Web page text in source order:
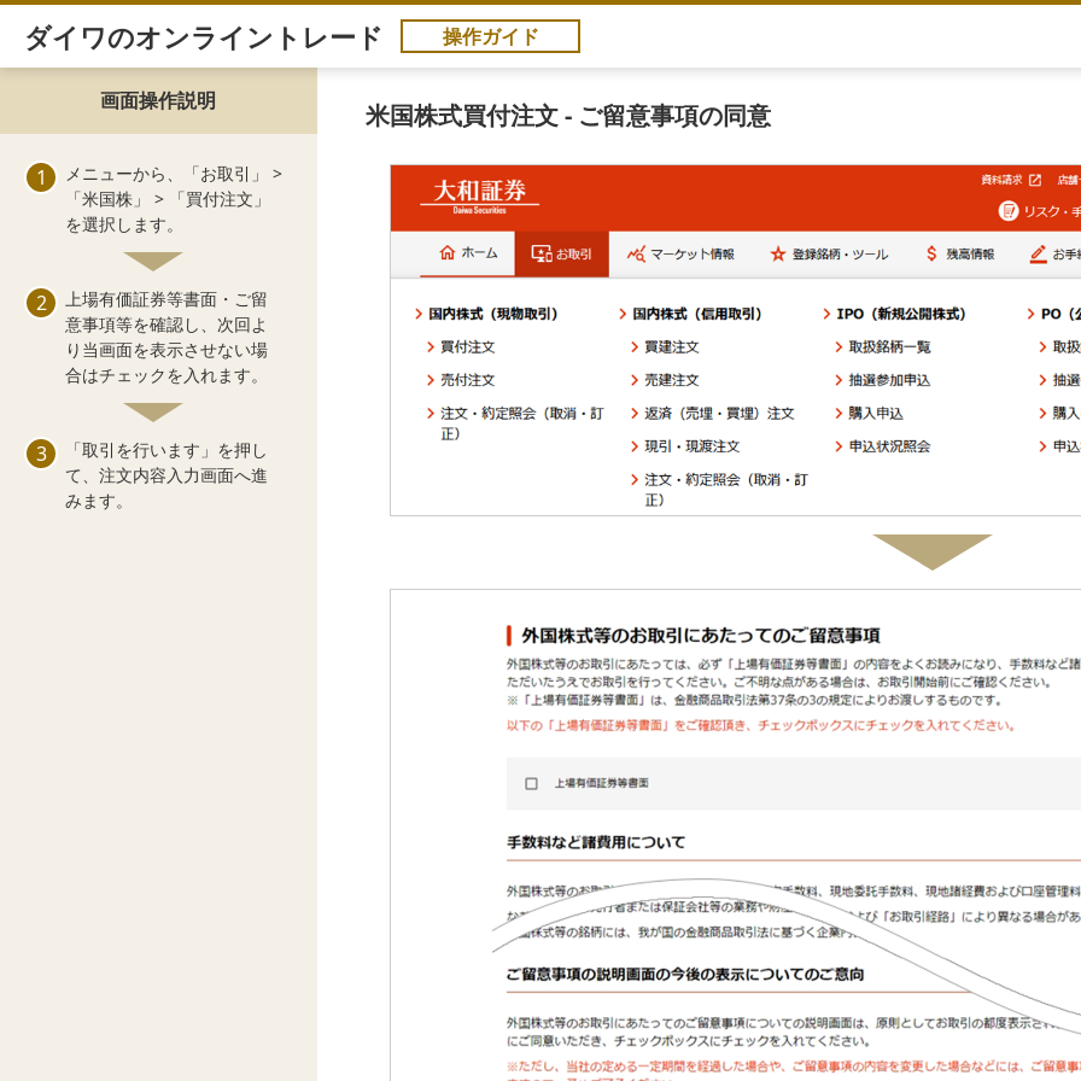
ダイワのオンライントレード 操作ガイド
米国株式買付注文 - ご留意事項の同意
画面操作説明
メニューから、「お取引」 >
「米国株」 > 「買付注文」
を選択します。
上場有価証券等書面・ご留
意事項等を確認し、次回よ
り当画面を表示させない場
合はチェックを入れます。
「取引を行います」を押し
て、注文内容入力画面へ進
みます。